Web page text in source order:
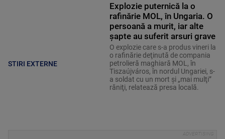
STIRI EXTERNE
Explozie puternică la o
rafinărie MOL, în Ungaria. O
persoană a murit, iar alte
șapte au suferit arsuri grave
O explozie care s-a produs vineri la
o rafinărie deţinută de compania
petrolieră maghiară MOL, în
Tiszaújváros, în nordul Ungariei, s-
a soldat cu un mort şi „mai mulţi”
răniţi, relatează presa locală.